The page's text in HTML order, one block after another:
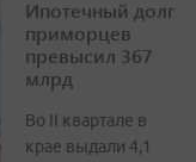
Ипотечный долг
приморцев
превысил 367
млрд
Во II квартале в
крае выдали 4,1